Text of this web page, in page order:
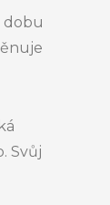
dobu
Svůj